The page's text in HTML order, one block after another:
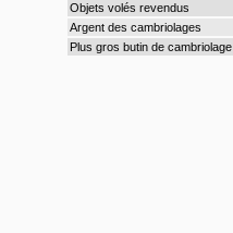
Objets volés revendus
Argent des cambriolages
Plus gros butin de cambriolage